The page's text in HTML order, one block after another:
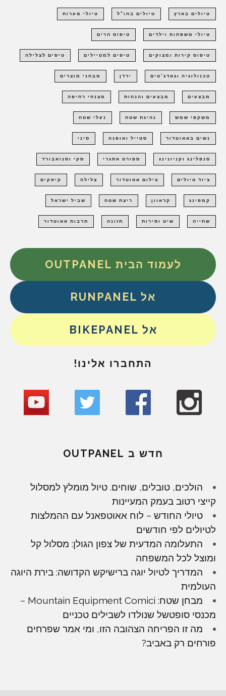
טיולים בארץ טיולים בחו"ל טיולי מערות
טיולי משפחות וילדים טיפוס הרים
טיפוס קירות ומצוקים טיפים למטיילים טיפים לצלילה
טכנולוגיה וגאדג'טים ירדן מבחני מוצרים
מבצעים מבצעים והנחות מצנחי רחיפה
משקפי שמש נהיגת שטח נעלי שטח
נשים באאוטדור סטייל ואופנה סיני
סנפלינג וקניונינג ספורט אתגרי סקי וסנואבורד
ציוד טיולים צילום אאוטדור צלילה קיאקים
קמפינג קראוון ריצת שטח שביל ישראל
שחייה שיט וסירות תזונה תרבות אאוטדור
לעמוד הבית OUTPANEL
אל RUNPANEL
אל BIKEPANEL
התחברו אלינו!
חדש ב OUTPANEL
הולכים, טובלים, שוחים. טיול מומלץ למסלול
קייצי רטוב בעמק המעיינות
טיולי החודש – לוח אאוטפאנל עם ההמלצות
לטיולים לפי חודשים
התעלומה המדעית של צפון הגולן: מסלול קל
ומוצל לכל המשפחה
המדריך לטיול יוגה ברישיקש הקדושה: בירת היוגה
העולמית
מבחן שטח: Mountain Equipment Comici –
מכנסי סופטשל שנולדו לשבילים טכניים
מה זו הפריחה הצהובה הזו, ומי אמר שפרחים
פורחים רק באביב?